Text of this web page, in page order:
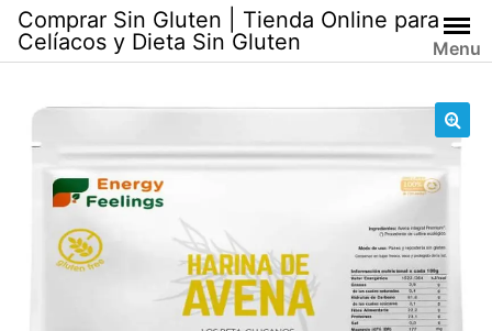
Skip
content
Comprar Sin Gluten | Tienda Online para
Celíacos y Dieta Sin Gluten
Menu
🔍